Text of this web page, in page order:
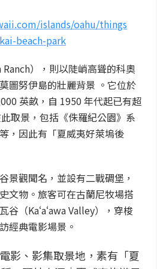
islands/oahu/things
beach-park
），則以陡峭高聳的科奧
圖努伊島的壯麗背景 。它位於
英畝，自 1950 年代起已有超
取景，包括《侏羅紀公園》系
，因此有「夏威夷好萊塢後
景觀聞名，並設有二戰碉堡，
文物。旅客可在古蘭尼牧場搭
谷（Kaʻaʻawa Valley），穿梭
經典電影場景。